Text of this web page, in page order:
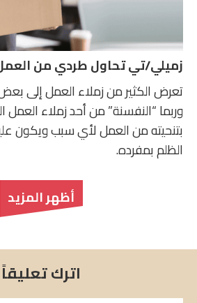
زميلي/تي تحاول طردي من
تعرض الكثير من زملاء العمل إلى
وربما “النفسنة” من أحد زملاء
بتنحيته من العمل لأي سبب ويكون
الظلم بمفرده.
أظهر المزيد
اترك تعليقاً